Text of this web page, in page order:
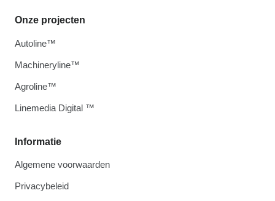
Informatie
Algemene voorwaarden
Privacybeleid
Onze projecten
Autoline™
Machineryline™
Agroline™
Linemedia Digital ™